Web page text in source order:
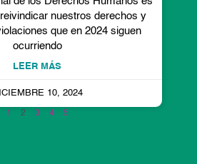
nuestros derechos y
que en 2024 siguen
ocurriendo
LEER MÁS
10, 2024
1 2 3 4 5